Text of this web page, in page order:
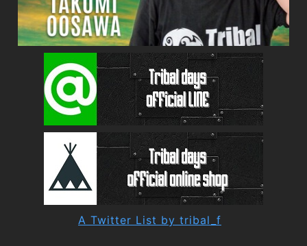
A Twitter List by tribal_f